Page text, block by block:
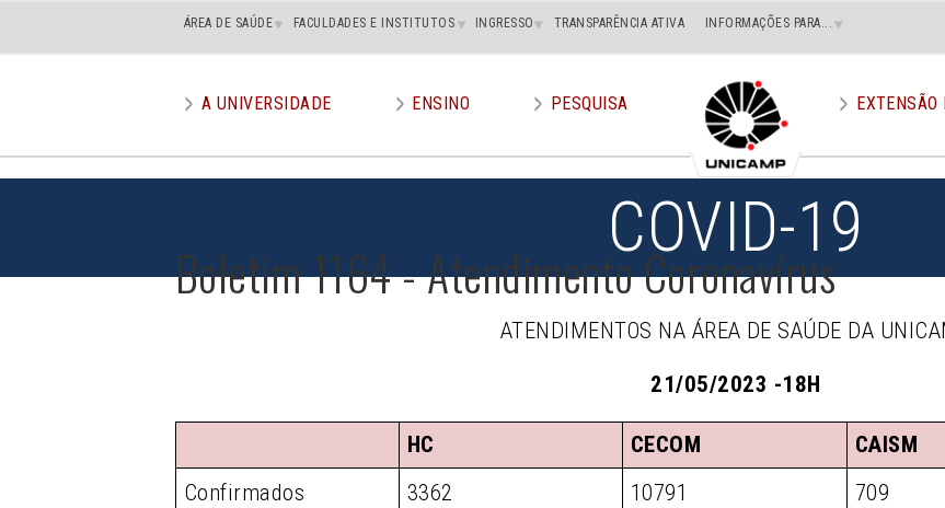
Main
superior
ÁREA DE SAÚDE FACULDADES E INSTITUTOS INGRESSO TRANSPARÊNCIA ATIVA INFORMAÇÕES PARA...
menu
A UNIVERSIDADE ENSINO PESQUISA EXTENSÃO
COVID-19
Boletim 1164 - Atendimento Coronavírus
ATENDIMENTOS NA ÁREA DE SAÚDE DA
21/05/2023 -18H
HC CECOM CAISM
Confirmados
3362 10791 709